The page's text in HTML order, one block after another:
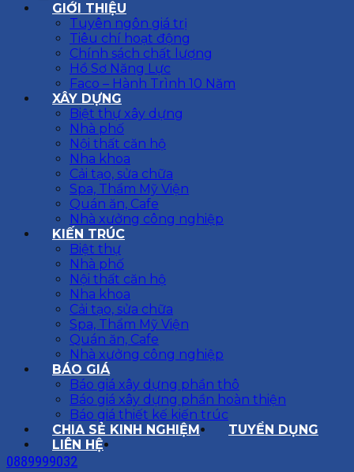
GIỚI THIỆU
Tuyên ngôn giá trị
Tiêu chí hoạt động
Chính sách chất lượng
Hồ Sơ Năng Lực
Faco – Hành Trình 10 Năm
XÂY DỰNG
Biệt thự xây dựng
Nhà phố
Nội thất căn hộ
Nha khoa
Cải tạo, sửa chữa
Spa, Thẩm Mỹ Viện
Quán ăn, Cafe
Nhà xưởng công nghiệp
KIẾN TRÚC
Biệt thự
Nhà phố
Nội thất căn hộ
Nha khoa
Cải tạo, sửa chữa
Spa, Thẩm Mỹ Viện
Quán ăn, Cafe
Nhà xưởng công nghiệp
BÁO GIÁ
Báo giá xây dựng phần thô
Báo giá xây dựng phần hoàn thiện
Báo giá thiết kế kiến trúc
CHIA SẺ KINH NGHIỆM
TUYỂN DỤNG
LIÊN HỆ
0889999032